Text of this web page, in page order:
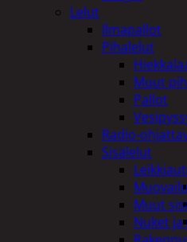
Lelut
Ilmapallot
Pihalelut
Muut
Pallot
Radio-
Sisälelut
Muut
Nuket